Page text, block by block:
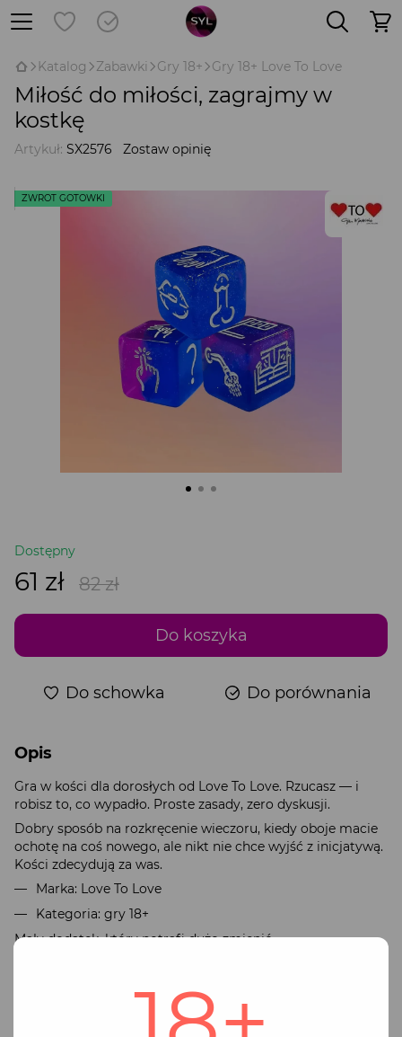
Katalog Zabawki Gry 18+ Gry 18+ Love To Love
Miłość do miłości, zagrajmy w
kostkę
Artykuł: SX2576 Zostaw opinię
ZWROT GOTÓWKI
Dostępny
61 zł 82 zł
Do koszyka
Do schowka Do porównania
Opis
Gra w kości dla dorosłych od Love To Love. Rzucasz — i
robisz to, co wypadło. Proste zasady, zero dyskusji.
Dobry sposób na rozkręcenie wieczoru, kiedy oboje macie
ochotę na coś nowego, ale nikt nie chce wyjść z inicjatywą.
Kości zdecydują za was.
Marka: Love To Love
Kategoria: gry 18+
Mały dodatek, który potrafi dużo zmienić.
Działamy oficjalnie jako zarejestrowana firma